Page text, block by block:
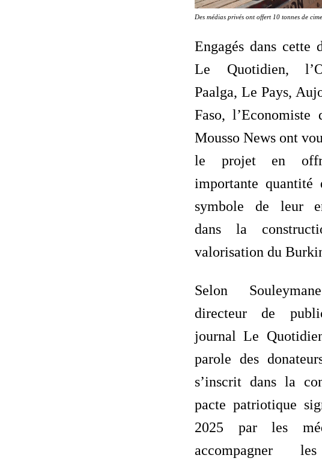
Des médias privés ont offert 10 tonnes de
Engagés dans cette
Le Quotidien,
Paalga, Le Pays,
Faso, l’Economiste
Mousso News ont
le projet en
importante quantité
symbole de leur
dans la
valorisation du
Selon
directeur de
journal Le
parole des
s’inscrit dans la
pacte patriotique
2025 par les
accompagner